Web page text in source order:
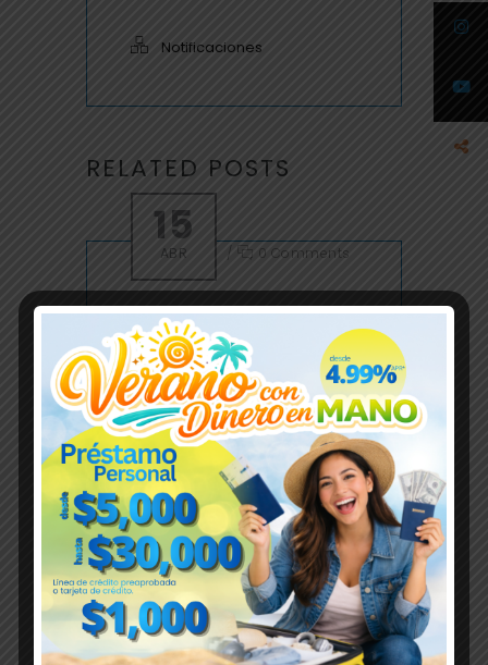
Notificaciones
RELATED POSTS
15
ABR / 0 Comments
/ Vegabajeña Coop
INFÓRMATE BIEN CON
VEGABAJEÑA
Notificaciones
Read More